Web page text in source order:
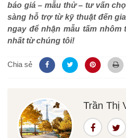
báo giá – mẫu thử – tư vấn
sàng hỗ trợ từ kỹ thuật đến
ngay để nhận mẫu tấm
nhất từ chúng tôi!
Chia sẻ
Trần Thị